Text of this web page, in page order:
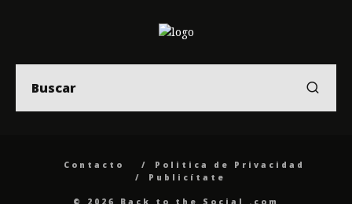
Contacto
Politica de Privacidad
Publicítate
© 2026 Back to the Social .com